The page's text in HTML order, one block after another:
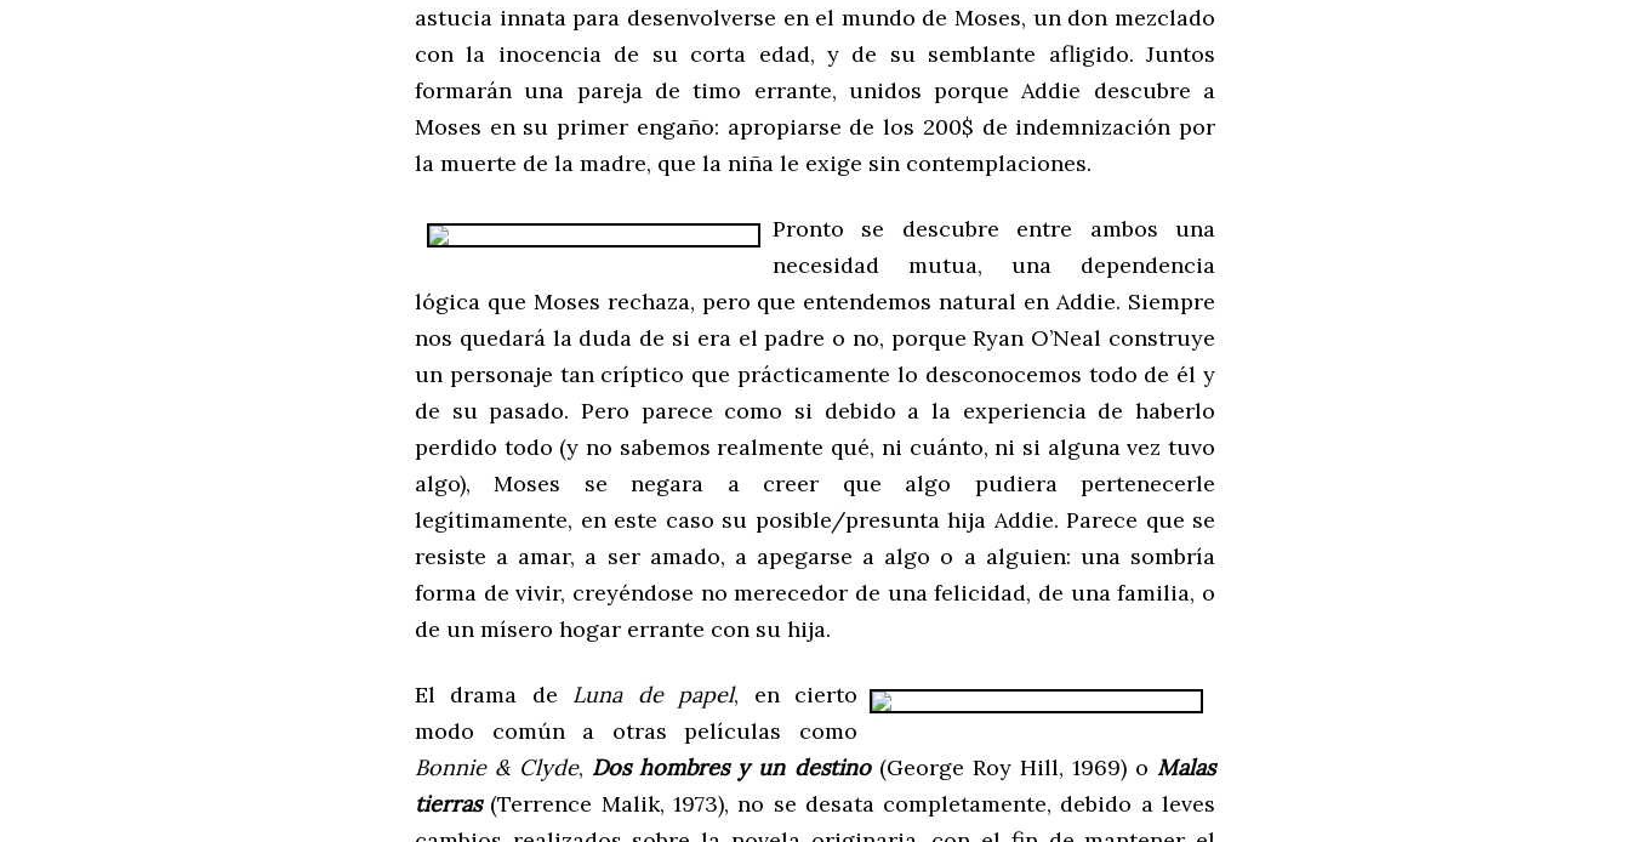
astucia innata para desenvolverse en el mundo de Moses, un don mezclado
con la inocencia de su corta edad, y de su semblante afligido. Juntos
formarán una pareja de timo errante, unidos porque Addie descubre a
Moses en su primer engaño: apropiarse de los 200$ de indemnización por
la muerte de la madre, que la niña le exige sin contemplaciones.
Pronto se descubre entre ambos una
necesidad mutua, una dependencia
lógica que Moses rechaza, pero que entendemos natural en Addie. Siempre
nos quedará la duda de si era el padre o no, porque Ryan O’Neal construye
un personaje tan críptico que prácticamente lo desconocemos todo de él y
de su pasado. Pero parece como si debido a la experiencia de haberlo
perdido todo (y no sabemos realmente qué, ni cuánto, ni si alguna vez tuvo
algo), Moses se negara a creer que algo pudiera pertenecerle
legítimamente, en este caso su posible/presunta hija Addie. Parece que se
resiste a amar, a ser amado, a apegarse a algo o a alguien: una sombría
forma de vivir, creyéndose no merecedor de una felicidad, de una familia, o
de un mísero hogar errante con su hija.
El drama de Luna de papel, en cierto
modo común a otras películas como
Bonnie & Clyde, Dos hombres y un destino(George Roy Hill, 1969) o Malas
tierras(Terrence Malik, 1973), no se desata completamente, debido a leves